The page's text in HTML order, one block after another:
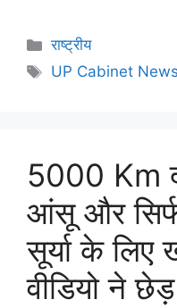
राष्ट्रीय
UP Cabinet News
5000 Km
आंसू और
सूर्या के लिए
वीडियो ने